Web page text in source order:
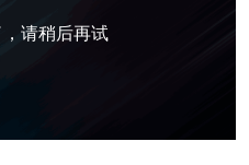
请稍后再试